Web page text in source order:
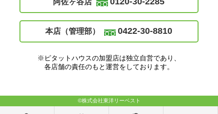
本店（管理部） 0422-30-8810
※ピタットハウスの加盟店は独立自営であり、
各店舗の責任のもと運営をしております。
©株式会社東洋リーベスト